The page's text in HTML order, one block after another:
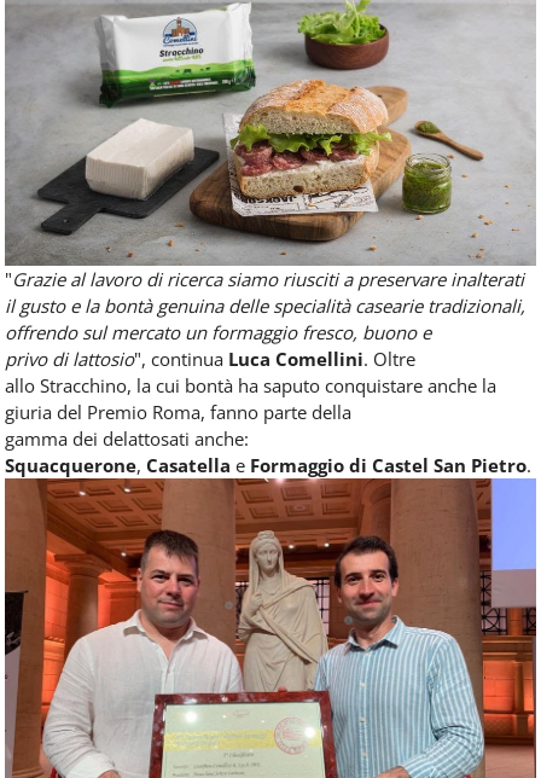
"Grazie al lavoro di ricerca siamo riusciti a preservare inalterati
il ​​gusto e la bontà genuina delle specialità casearie tradizionali,
offrendo sul mercato un formaggio fresco, buono e
privo di lattosio", continua Luca Comellini. Oltre
allo Stracchino, la cui bontà ha saputo conquistare anche la
giuria del Premio Roma, fanno parte della
gamma dei delattosati anche:
Squacquerone, Casatella e Formaggio di Castel San Pietro.